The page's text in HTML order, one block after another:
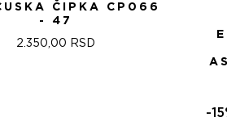
ČIPKA CP066
- 47
2.350,00 RSD
-